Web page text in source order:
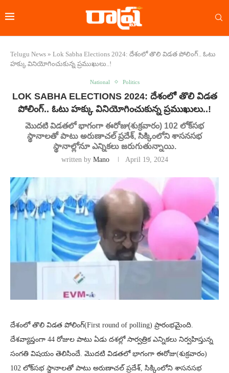
Telugu News » Lok Sabha Elections 2024: దేశంలో తొలి విడత పోలింగ్.. ఓటు
హక్కు వినియోగించుకున్న ప్రముఖులు..!
National Politics
LOK SABHA ELECTIONS 2024: దేశంలో తొలి విడత
పోలింగ్.. ఓటు హక్కు వినియోగించుకున్న ప్రముఖులు..!
మొదటి విడతలో భాగంగా ఈరోజు(శుక్రవారం) 102 లోక్‌సభ
స్థానాలతో పాటు అరుణాచల్ ప్రదేశ్, సిక్కింలోని శాసనసభ
స్థానాల్లోనూ ఎన్నికలు జరుగుతున్నాయి.
written by Mano April 19, 2024
దేశంలో తొలి విడత పోలింగ్(First round of polling) ప్రారంభమైంది.
దేశవ్యాప్తంగా 44 రోజుల పాటు ఏడు దశల్లో సార్వత్రిక ఎన్నికలు నిర్వహిస్తున్న
సంగతి విషయం తెలిసిందే. మొదటి విడతలో భాగంగా ఈరోజు(శుక్రవారం)
102 లోక్‌సభ స్థానాలతో పాటు అరుణాచల్ ప్రదేశ్, సిక్కింలోని శాసనసభ